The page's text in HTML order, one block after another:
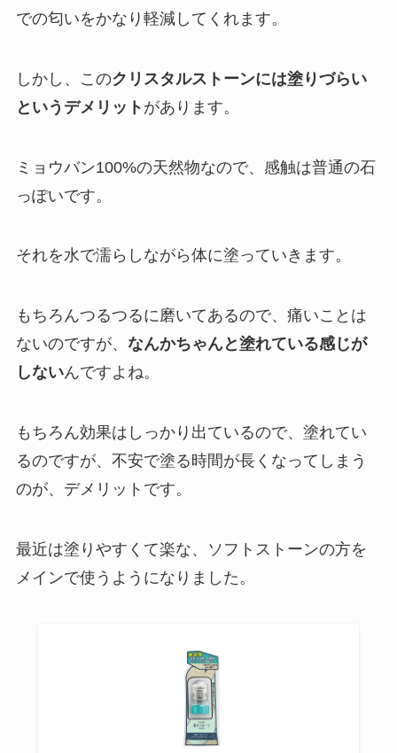
での匂いをかなり軽減してくれます。
しかし、このクリスタルストーンには塗りづらい
というデメリット があります。
ミョウバン100%の天然物なので、感触は普通の石
っぽいです。
それを水で濡らしながら体に塗っていきます。
もちろんつるつるに磨いてあるので、痛いことは
ないのですが、 なんかちゃんと塗れている感じが
しないんですよね。
もちろん効果はしっかり出ているので、塗れてい
るのですが、不安で塗る時間が長くなってしまう
のが、デメリットです。
最近は塗りやすくて楽な、ソフトストーンの方を
メインで使うようになりました。